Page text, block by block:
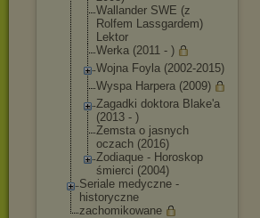
Wallander SWE (z
Rolfem Lassgardem)
Lektor
Werka (2011 - )
Wojna Foyla (2002-2015)
Wyspa Harpera (2009)
Zagadki doktora Blake'a
(2013 - )
Zemsta o jasnych
oczach (2016)
Zodiaque - Horoskop
śmierci (2004)
Seriale medyczne -
historyczne
zachomikowane